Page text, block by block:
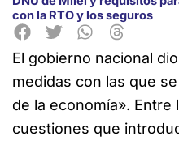
con la RTO y los seguros
El gobierno nacional
medidas con las que
de la economía». Entre
cuestiones que